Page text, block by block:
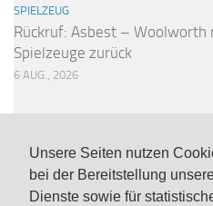
Unsere Seiten nutzen
bei der Bereitstellung
Dienste sowie für
SPIELZEUG
Rückruf: Asbest –
Spielzeuge zurück
6 AUG., 2026